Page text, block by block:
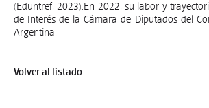
(Eduntref, 2023).En 2022, su labor y
de Interés de la Cámara de Diputados del
Argentina.
Volver al listado